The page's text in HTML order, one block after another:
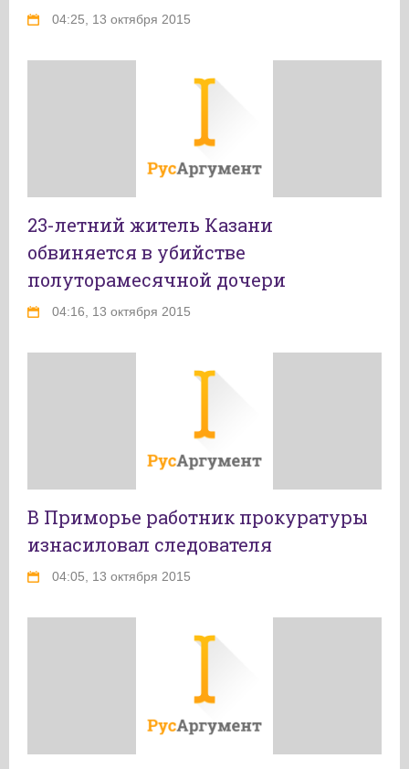
04:25, 13 октября 2015
23-летний житель Казани
обвиняется в убийстве
полуторамесячной дочери
04:16, 13 октября 2015
В Приморье работник прокуратуры
изнасиловал следователя
04:05, 13 октября 2015